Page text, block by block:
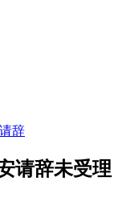
辞
请辞未受理